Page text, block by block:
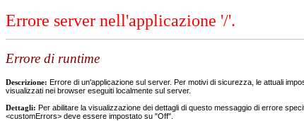
Errore server nell'applicazione '/'.
Errore di runtime
Descrizione: Errore di un'applicazione sul server. Per motivi di sicurezza, le attuali
visualizzati nei browser eseguiti localmente sul server.
Dettagli: Per abilitare la visualizzazione dei dettagli di questo messaggio di errore
<customErrors> deve essere impostato su "Off".